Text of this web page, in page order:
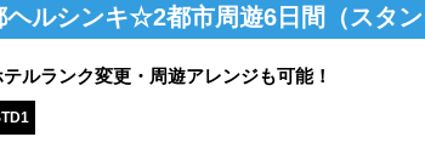
ルシンキ☆2都市周遊6日間（スタン
ルランク変更・周遊アレンジも可能！